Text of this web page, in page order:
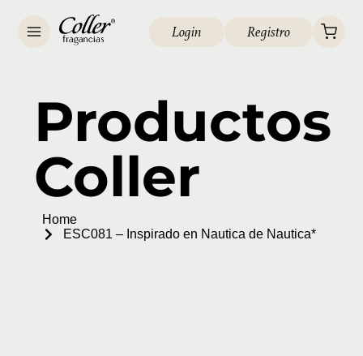
Login Registro
Productos
Coller
Home
ESC081 – Inspirado en Nautica de Nautica*